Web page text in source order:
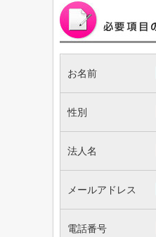
お名前
性別
法人名
メールアドレス
電話番号